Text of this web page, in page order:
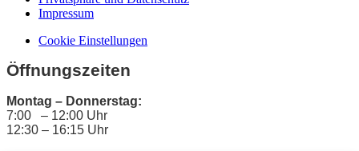
Impressum
Cookie Einstellungen
Öffnungszeiten
Montag – Donnerstag:
7:00 – 12:00 Uhr
12:30 – 16:15 Uhr